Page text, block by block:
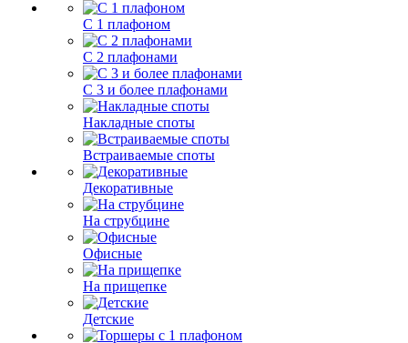
С 1 плафоном
С 2 плафонами
С 3 и более плафонами
Накладные споты
Встраиваемые споты
Декоративные
На струбцине
Офисные
На прищепке
Детские